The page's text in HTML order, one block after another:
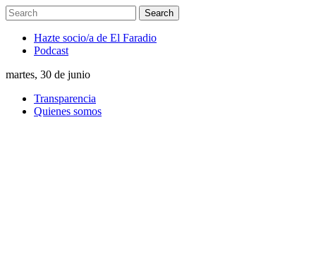
Hazte socio/a de El Faradio
Podcast
martes, 30 de junio
Transparencia
Quienes somos